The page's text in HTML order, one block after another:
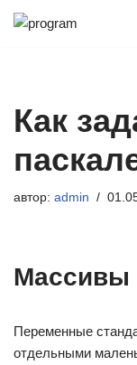
Как
автор: admin
Массивы
Переменные
отдельными